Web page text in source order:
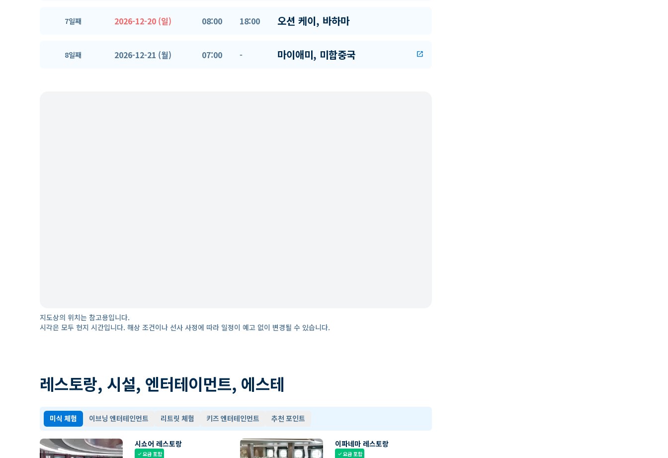
7일째 2026-12-20 (일) 08:00 18:00 오션 케이, 바하마
8일째 2026-12-21 (월) 07:00 - 마이애미, 미합중국 open_in_new
지도상의 위치는 참고용입니다.
시각은 모두 현지 시간입니다. 해상 조건이나 선사 사정에 따라 일정이 예고 없이 변경될 수 있습니다.
레스토랑, 시설, 엔터테이먼트, 에스테
미식 체험 이브닝 엔터테인먼트 리트릿 체험 키즈 엔터테인먼트 추천 포인트
시쇼어 레스토랑
check요금 포함
이파네마 레스토랑
check요금 포함